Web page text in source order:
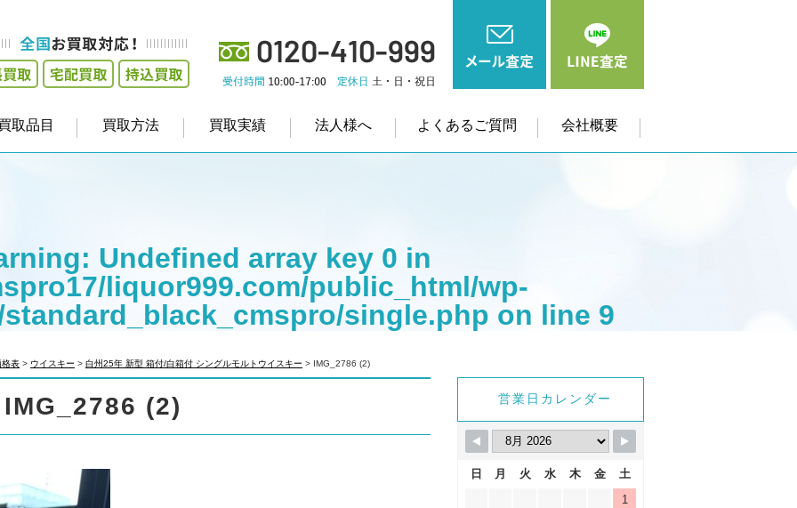
取品目 買取方法 買取実績 法人様へ よくあるご質問 会社概要
: Undefined array key 0 in
liquor999.com/public_html/wp-
single.php on line 9
to read property "cat_name" on null in
liquor999.com/public_html/wp-
single.phpon line9
格表 > ウイスキー > 白州25年 新型 箱付/白箱付 シングルモルトウイスキー > IMG_2786 (2)
IMG_2786 (2) 営業日カレンダー
日 月 火 水 木 金
土
1